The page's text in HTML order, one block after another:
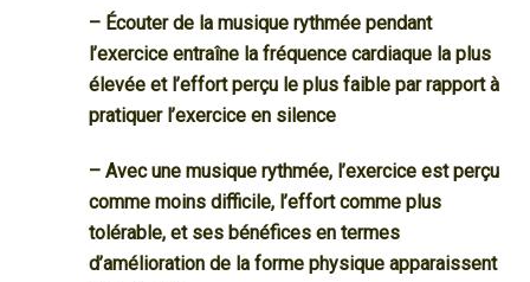
– Écouter de la musique rythmée pendant
l’exercice entraîne la fréquence cardiaque la plus
élevée et l’effort perçu le plus faible par rapport à
pratiquer l’exercice en silence
– Avec une musique rythmée, l’exercice est perçu
comme moins difficile, l’effort comme plus
tolérable, et ses bénéfices en termes
d’amélioration de la forme physique apparaissent